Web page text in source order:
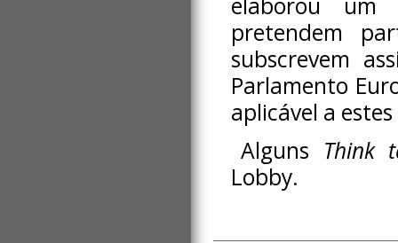
pretendem
subscrevem
Parlamento
aplicável a
Alguns Think
Lobby.